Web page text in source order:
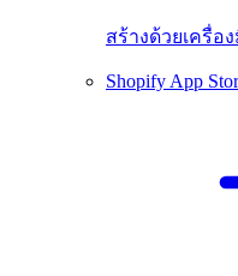
สร้างด้วยเครื่อ
Shopify App